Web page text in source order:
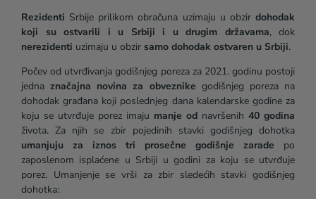
Rezidenti Srbije prilikom obračuna uzimaju u obzir dohodak
koji su ostvarili i u Srbiji i u drugim državama, dok
nerezidenti uzimaju u obzir samo dohodak ostvaren u Srbiji.
Počev od utvrđivanja godišnjeg poreza za 2021. godinu postoji
jednaznačajna novina za obveznike godišnjeg poreza na
dohodak građana koji poslednjeg dana kalendarske godine za
koju se utvrđuje porez imaju manje od navršenih 40 godina
života. Za njih se zbir pojedinih stavki godišnjeg dohotka
umanjuju za iznos tri prosečne godišnje zarade po
zaposlenom isplaćene u Srbiji u godini za koju se utvrđuje
porez. Umanjenje se vrši za zbir sledećih stavki godišnjeg
dohotka: